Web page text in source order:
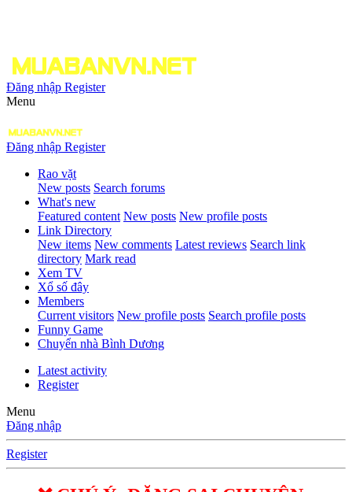
Đăng nhập Register
Menu
Đăng nhập Register
Rao vặt
New posts Search forums
What's new
Featured content New posts New profile posts
Link Directory
New items New comments Latest reviews Search link
directory Mark read
Xem TV
Xổ số đây
Members
Current visitors New profile posts Search profile posts
Funny Game
Chuyển nhà Bình Dương
Latest activity
Register
Menu
Đăng nhập
Register